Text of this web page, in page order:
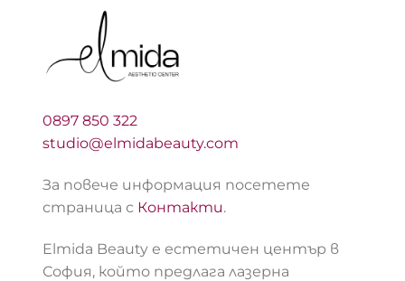
0897 850 322
studio@elmidabeauty.com
За повече информация посетете
страница с Контакти.
Elmida Beauty е естетичен център в
София, който предлага лазерна